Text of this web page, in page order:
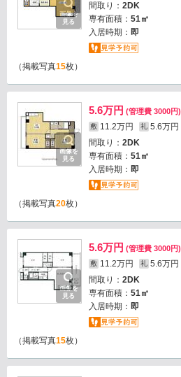
画像を
見る
間取り： 2DK
専有面積： 51㎡
入居時期： 即
（掲載写真15枚）
画像を
見る
5.6万円 (管理費 3000円)
敷 11.2万円 礼 5.6万円
間取り： 2DK
専有面積： 51㎡
入居時期： 即
（掲載写真20枚）
画像を
見る
5.6万円 (管理費 3000円)
敷 11.2万円 礼 5.6万円
間取り： 2DK
専有面積： 51㎡
入居時期： 即
（掲載写真15枚）